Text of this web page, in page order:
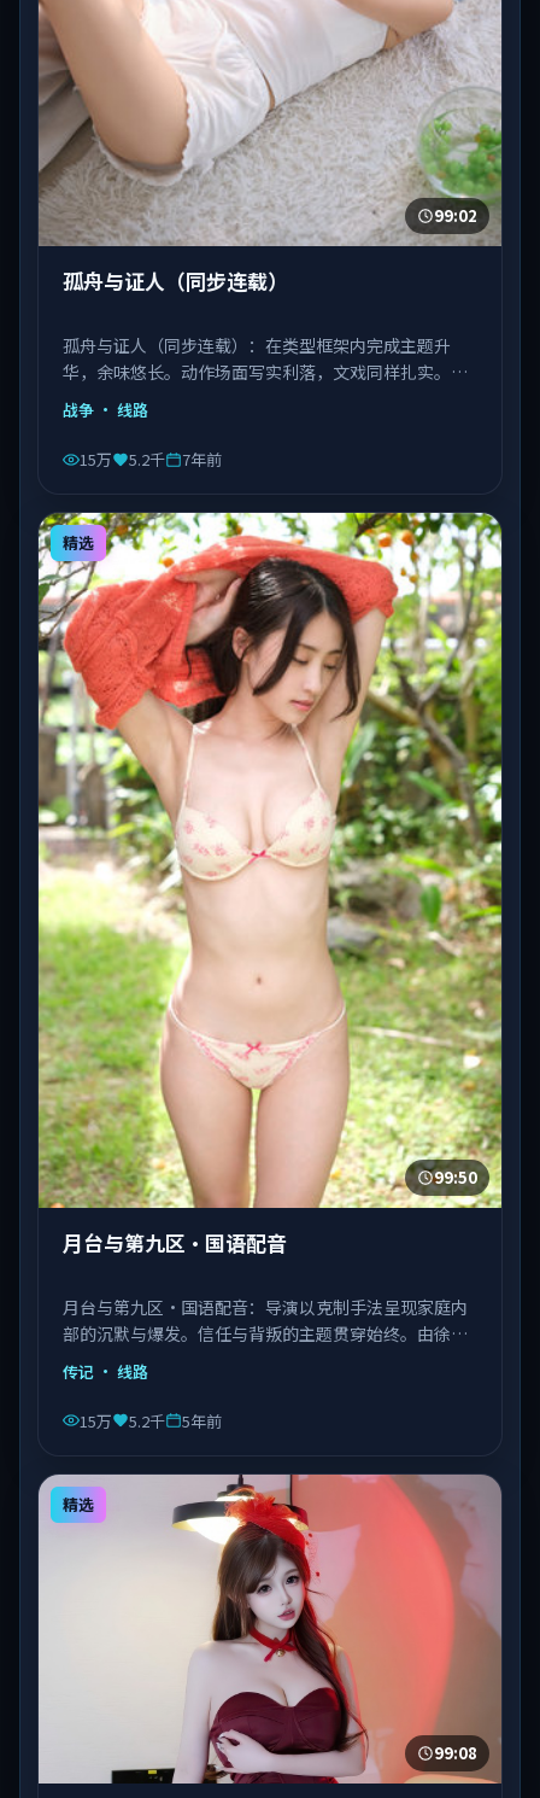
99:02
孤舟与证人（同步连载）
孤舟与证人（同步连载）：在类型框架内完成主题升
华，余味悠长。动作场面写实利落，文戏同样扎实。由
丹尼斯·维伦纽瓦执导，文淇、宋康昊、长泽雅美等主
演，越南出品，类型为战争。
战争 · 线路
15万 5.2千 7年前
精选
99:50
月台与第九区·国语配音
月台与第九区·国语配音：导演以克制手法呈现家庭内
部的沉默与爆发。信任与背叛的主题贯穿始终。由徐克
执导，章子怡、菅田将晖、张子枫等主演，中国台湾出
品，类型为传记。
传记 · 线路
15万 5.2千 5年前
精选
99:08